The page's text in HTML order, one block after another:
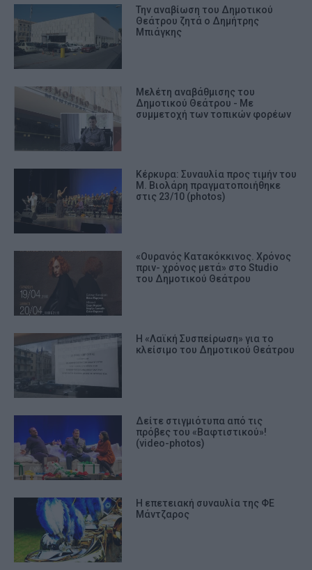
Την αναβίωση του Δημοτικού
Θεάτρου ζητά ο Δημήτρης
Μπιάγκης
Μελέτη αναβάθμισης του
Δημοτικού Θεάτρου - Με
συμμετοχή των τοπικών φορέων
Κέρκυρα: Συναυλία προς τιμήν του
Μ. Βιολάρη πραγματοποιήθηκε
στις 23/10 (photos)
«Ουρανός Κατακόκκινος. Χρόνος
πριν- χρόνος μετά» στο Studio
του Δημοτικού Θεάτρου
Η «Λαϊκή Συσπείρωση» για το
κλείσιμο του Δημοτικού Θεάτρου
Δείτε στιγμιότυπα από τις
πρόβες του «Βαφτιστικού»!
(video-photos)
Η επετειακή συναυλία της ΦΕ
Μάντζαρος